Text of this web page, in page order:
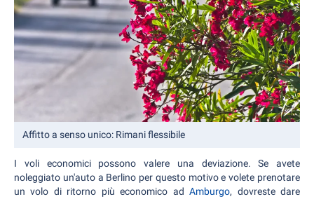
Affitto a senso unico: Rimani flessibile
I voli economici possono valere una deviazione. Se avete
noleggiato un'auto a Berlino per questo motivo e volete prenotare
un volo di ritorno più economico adAmburgo, dovreste dare